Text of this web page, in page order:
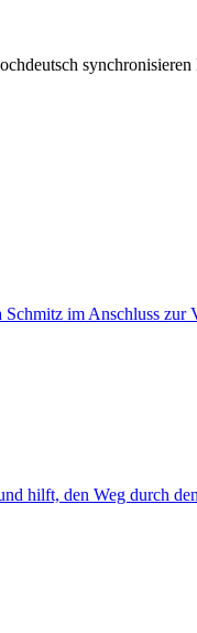
synchronisieren
im Anschluss zur
hilft, den Weg durch